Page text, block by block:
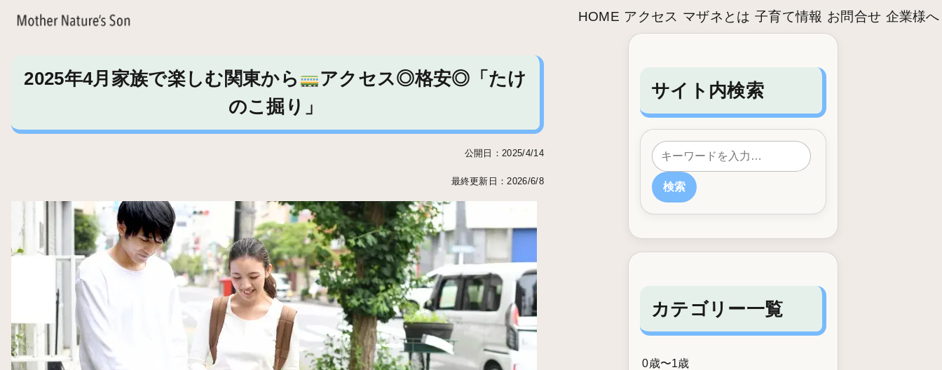
HOME アクセス マザネとは 子育て情報 お問合せ 企業様へ
2025年4月家族で楽しむ関東から
アクセス◎格安◎「たけ
のこ掘り」
公開日：2025/4/14
最終更新日：2026/6/8
サイト内検索
検索
カテゴリー一覧
0歳〜1歳